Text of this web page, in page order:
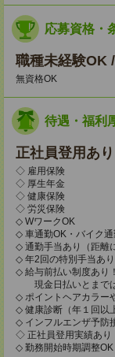
応募資格・
職種未経験OK
無資格OK
待遇・福利
正社員登用あり
◇ 雇用保険
◇ 厚生年金
◇ 健康保険
◇ 労災保険
◇ WワークOK
◇ 車通勤OK・バイク通
◇ 通勤手当あり（距離
◇ 年2回の特別手当あ
◇ 給与前払い制度あり！
現金日払いとまでは
◇ ポイントヘアカラー
◇ 健康診断（年１回以
◇ インフルエンザ予防
◇ 正社員登用実績あり
◇ 勤務開始時期調整OK